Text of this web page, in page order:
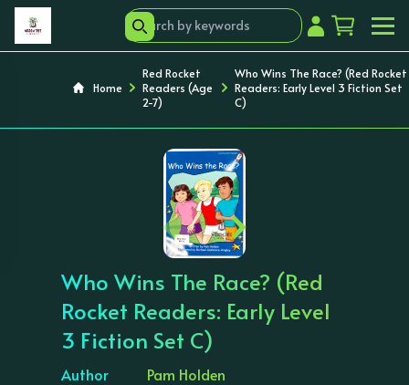
Home
Red Rocket
Readers (Age
2-7)
Who Wins The Race? (Red Rocket
Readers: Early Level 3 Fiction Set
C)
‹ ›
Who Wins The Race? (Red
Rocket Readers: Early Level
3 Fiction Set C)
Author
Pam Holden